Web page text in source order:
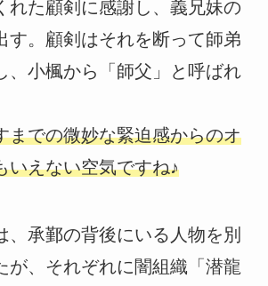
れた顧剣に感謝し、義兄妹の
す。顧剣はそれを断って師弟
、小楓から「師父」と呼ばれ
までの微妙な緊迫感からのオ
いえない空気ですね♪
、承鄞の背後にいる人物を別
が、それぞれに闇組織「潜龍